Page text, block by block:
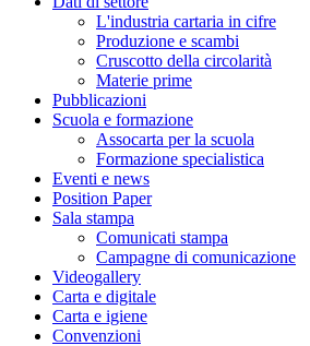
L'industria cartaria in cifre
Produzione e scambi
Cruscotto della circolarità
Materie prime
Pubblicazioni
Scuola e formazione
Assocarta per la scuola
Formazione specialistica
Eventi e news
Position Paper
Sala stampa
Comunicati stampa
Campagne di comunicazione
Videogallery
Carta e digitale
Carta e igiene
Convenzioni